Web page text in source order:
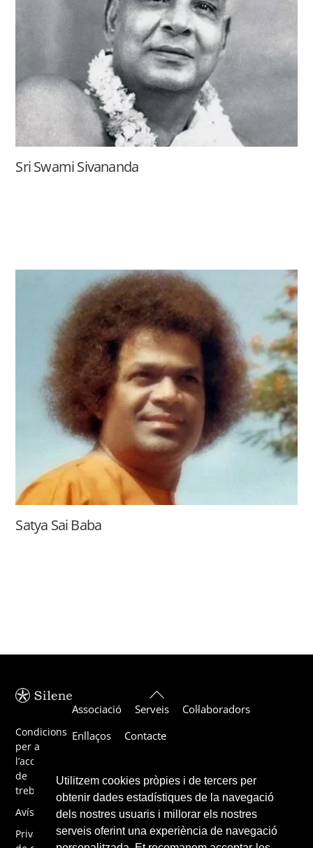
Utilitzem cookies pròpies i de tercers per
obtenir dades estadístiques de la navegació
dels nostres usuaris i millorar els nostres
serveis oferint una experiència de navegació
Sri Swami Sivananda
Satya Sai Baba
Back
To
Top
Condicions
per a
l’acceptació
de
treballs
Avís legal
Privacitat
Associació Serveis
Col·laboradors
Enllaços
Contacte